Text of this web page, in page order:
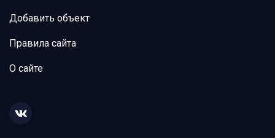
Добавить объект
Правила сайта
О сайте